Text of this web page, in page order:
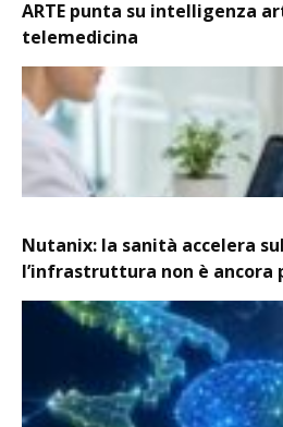
ARTE punta su intelligenza
telemedicina
Nutanix: la sanità accelera
l’infrastruttura non è ancora